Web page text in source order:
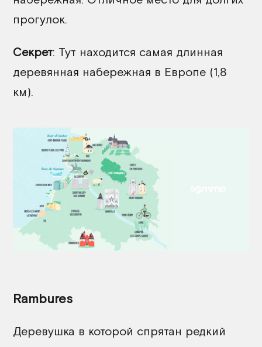
прогулок.
Секрет: Тут находится самая длинная
деревянная набережная в Европе (1,8
км).
Rambures
Деревушка в которой спрятан редкий